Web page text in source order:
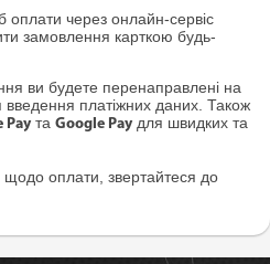
оплати через онлайн-сервіс
замовлення карткою будь-
ви будете перенаправлені на
введення платіжних даних. Також
Pay та Google Pay для швидких та
оплати, звертайтеся до